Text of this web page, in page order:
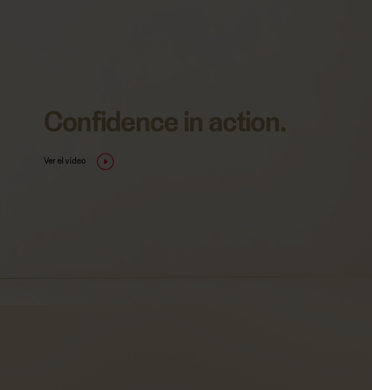
Confidence in action.
Ver el vídeo